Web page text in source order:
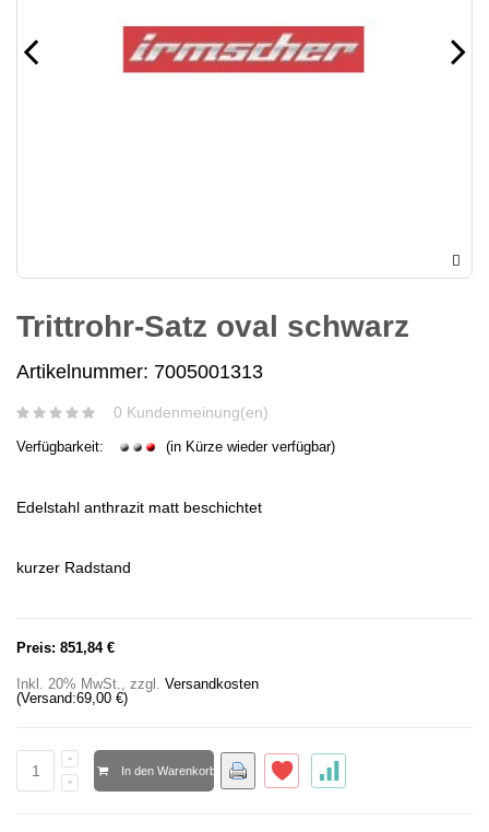
Trittrohr-Satz oval schwarz
Artikelnummer: 7005001313
0 Kundenmeinung(en)
Verfügbarkeit: (in Kürze wieder verfügbar)
Edelstahl anthrazit matt beschichtet
kurzer Radstand
Preis: 851,84 €
Inkl. 20% MwSt., zzgl. Versandkosten
(Versand:69,00 €)
In den Warenkorb